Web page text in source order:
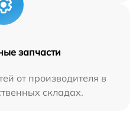
запчасти
от производителя в
складах.